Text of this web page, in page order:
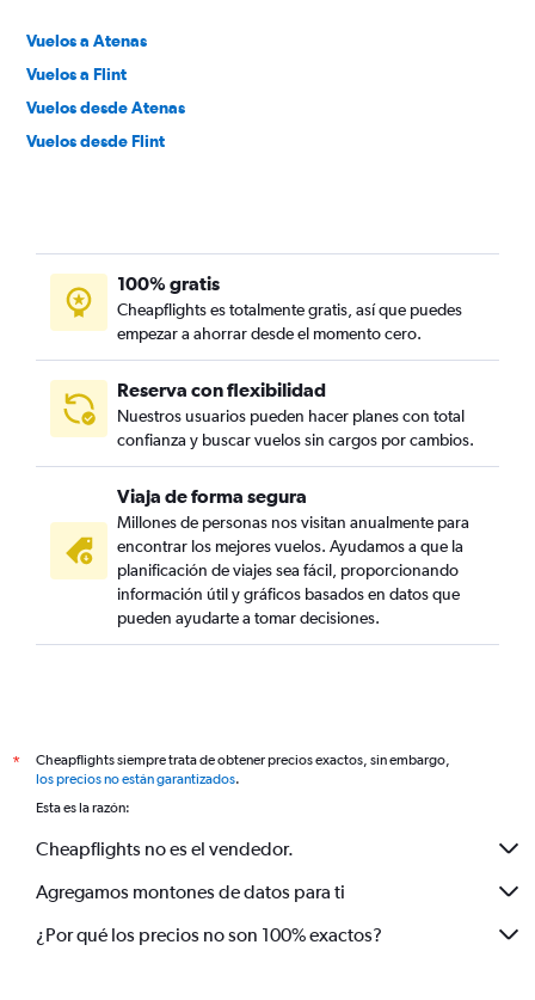
Vuelos a Atenas
Vuelos a Flint
Vuelos desde Atenas
Vuelos desde Flint
100% gratis
Cheapflights es totalmente gratis, así que puedes
empezar a ahorrar desde el momento cero.
Reserva con flexibilidad
Nuestros usuarios pueden hacer planes con total
confianza y buscar vuelos sin cargos por cambios.
Viaja de forma segura
Millones de personas nos visitan anualmente para
encontrar los mejores vuelos. Ayudamos a que la
planificación de viajes sea fácil, proporcionando
información útil y gráficos basados en datos que
pueden ayudarte a tomar decisiones.
*
Cheapflights siempre trata de obtener precios exactos, sin embargo,
los precios no están garantizados.
Esta es la razón:
Cheapflights no es el vendedor.
Agregamos montones de datos para ti
¿Por qué los precios no son 100% exactos?